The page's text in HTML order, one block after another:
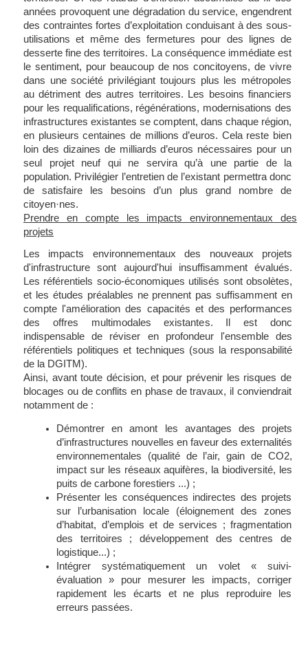
années provoquent une dégradation du service, engendrent
des contraintes fortes d’exploitation conduisant à des sous-
utilisations et même des fermetures pour des lignes de
desserte fine des territoires. La conséquence immédiate est
le sentiment, pour beaucoup de nos concitoyens, de vivre
dans une société privilégiant toujours plus les métropoles
au détriment des autres territoires. Les besoins financiers
pour les requalifications, régénérations, modernisations des
infrastructures existantes se comptent, dans chaque région,
en plusieurs centaines de millions d’euros. Cela reste bien
loin des dizaines de milliards d’euros nécessaires pour un
seul projet neuf qui ne servira qu’à une partie de
la
population. Privilégier l’entretien de l’existant permettra donc
de satisfaire les besoins d’un plus grand nombre de
citoyen·nes.
Prendre en compte les impacts environnementaux des
projets
Les impacts environnementaux des nouveaux projets
d'infrastructure sont aujourd'hui insuffisamment évalués.
Les référentiels socio-économiques utilisés sont obsolètes,
et les études préalables ne prennent pas suffisamment en
compte l'amélioration des capacités et des performances
des offres multimodales existantes. Il est donc
indispensable de réviser en profondeur l'ensemble des
référentiels politiques et techniques (sous la responsabilité
de la DGITM).
Ainsi, avant toute décision, et pour prévenir les risques de
blocages ou de conflits en phase de travaux, il conviendrait
notamment de :
Démontrer en amont les avantages des projets
d’infrastructures nouvelles en faveur des externalités
environnementales (qualité de l’air, gain de CO2,
impact sur les réseaux aquifères, la biodiversité, les
puits de carbone forestiers ...) ;
Présenter les conséquences indirectes des projets
sur l’urbanisation locale (éloignement des zones
d’habitat, d’emplois et de services ; fragmentation
des territoires ; développement des centres de
logistique...) ;
Intégrer systématiquement un volet « suivi-
évaluation » pour mesurer les impacts, corriger
rapidement les écarts et ne plus reproduire les
erreurs passées.